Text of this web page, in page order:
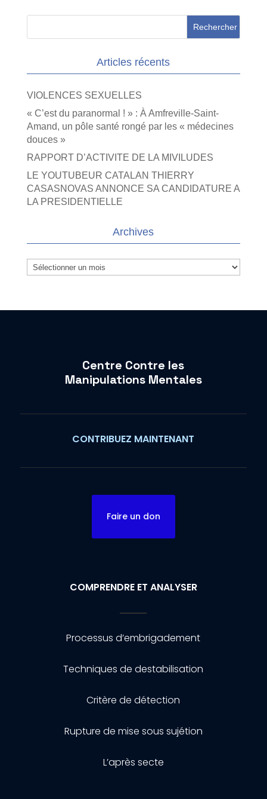
Articles récents
VIOLENCES SEXUELLES
« C’est du paranormal ! » : À Amfreville-Saint-
Amand, un pôle santé rongé par les « médecines
douces »
RAPPORT D’ACTIVITE DE LA MIVILUDES
LE YOUTUBEUR CATALAN THIERRY
CASASNOVAS ANNONCE SA CANDIDATURE A
LA PRESIDENTIELLE
Archives
Archives
Centre Contre les
Manipulations Mentales
CONTRIBUEZ MAINTENANT
Faire un don
COMPRENDRE ET ANALYSER
Processus d’embrigadement
Techniques de destabilisation
Critère de détection
Rupture de mise sous sujétion
L’après secte